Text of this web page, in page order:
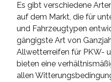
Es gibt verschiedene
auf dem Markt, die für
und Fahrzeugtypen
gängigste Art von
Allwetterreifen für PKW-
bieten eine
allen